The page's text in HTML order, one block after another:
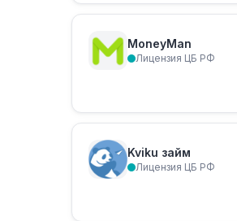
MoneyMan
Лицензия ЦБ РФ
Kviku займ
Лицензия ЦБ РФ